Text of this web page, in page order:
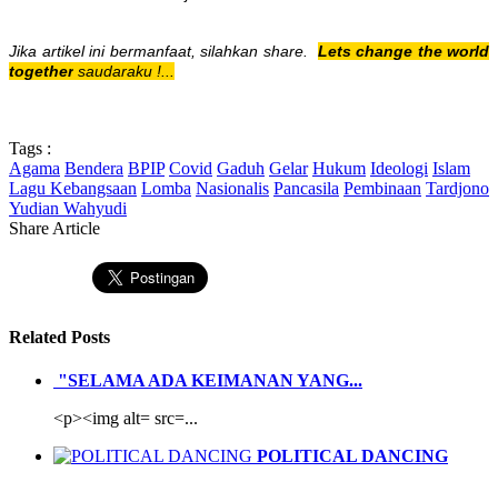
Jika artikel ini bermanfaat, silahkan share. Lets change the world
together saudaraku !...
Tags :
Agama Bendera BPIP Covid Gaduh Gelar Hukum Ideologi Islam
Lagu Kebangsaan Lomba Nasionalis Pancasila Pembinaan Tardjono
Yudian Wahyudi
Share Article
Related Posts
"SELAMA ADA KEIMANAN YANG...
<p><img alt= src=...
POLITICAL DANCING